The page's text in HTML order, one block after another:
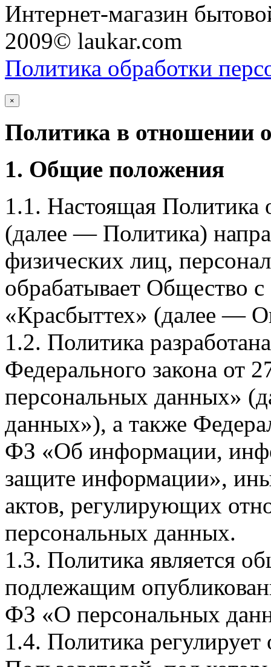
Интернет-магазин
2009© laukar.com
Политика обработки
×
Политика в отношении
1. Общие положения
1.1. Настоящая Политика
(далее — Политика)
физических лиц,
обрабатывает Общество
«Красбыттех» (далее —
1.2. Политика
Федерального закона
персональных данных»
данных»), а также
ФЗ «Об информации,
защите информации»,
актов, регулирующих
персональных данных.
1.3. Политика является
подлежащим
ФЗ «О персональных
1.4. Политика